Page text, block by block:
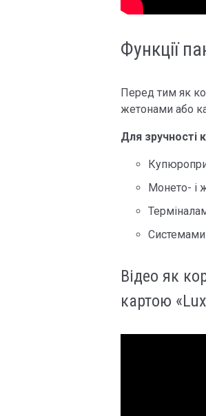
Функції
Перед тим як
жетонами або
Для зручності
Монето- і
Системами
Відео як
картою